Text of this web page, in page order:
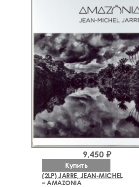
(2LP) JARRE, JEAN-MICHEL
– AMAZONIA
9,450 ₽
Купить